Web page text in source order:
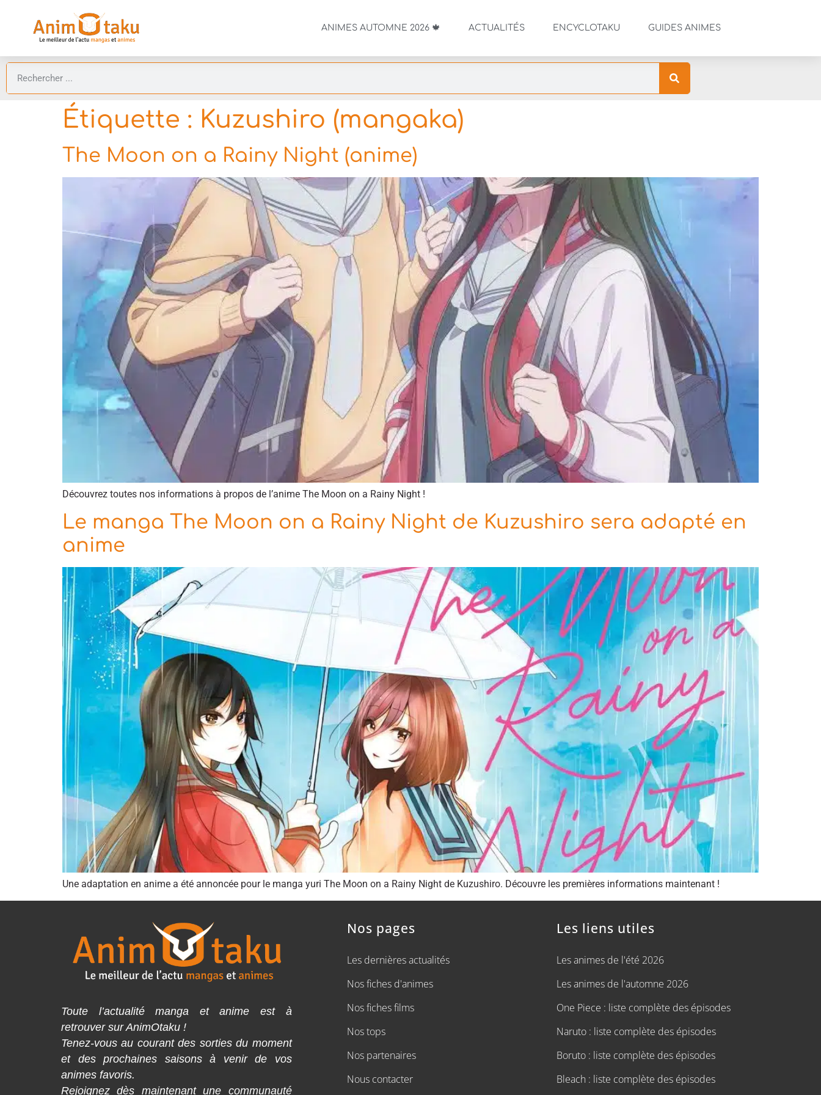
ANIMES AUTOMNE 2026 🍁 ACTUALITÉS ENCYCLOTAKU GUIDES ANIMES
Étiquette : Kuzushiro (mangaka)
The Moon on a Rainy Night (anime)
Découvrez toutes nos informations à propos de l’anime The Moon on a Rainy Night !
Le manga The Moon on a Rainy Night de Kuzushiro sera adapté en
anime
Une adaptation en anime a été annoncée pour le manga yuri The Moon on a Rainy Night de Kuzushiro. Découvre les premières informations maintenant !
Toute l’actualité manga et anime est à
retrouver sur AnimOtaku !
Tenez-vous au courant des sorties du moment
et des prochaines saisons à venir de vos
animes favoris.
Rejoignez dès maintenant une communauté
Nos pages
Les dernières actualités
Nos fiches d'animes
Nos fiches films
Nos tops
Nos partenaires
Nous contacter
Les liens utiles
Les animes de l'été 2026
Les animes de l'automne 2026
One Piece : liste complète des épisodes
Naruto : liste complète des épisodes
Boruto : liste complète des épisodes
Bleach : liste complète des épisodes